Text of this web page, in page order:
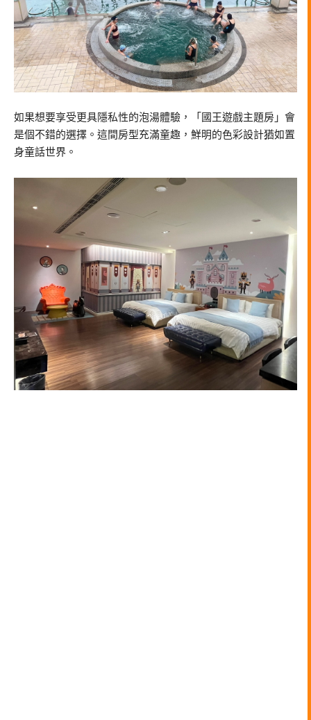
如果想要享受更具隱私性的泡湯體驗，「國王遊戲主題房」會
是個不錯的選擇。這間房型充滿童趣，鮮明的色彩設計猶如置
身童話世界。